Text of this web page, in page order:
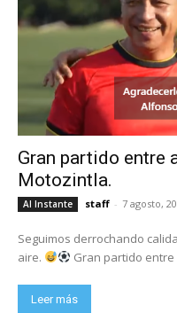
Gran partido entre
Motozintla.
Al Instante staff - 7 agosto,
Seguimos derrochando
aire.
Gran partido entre
Leer más